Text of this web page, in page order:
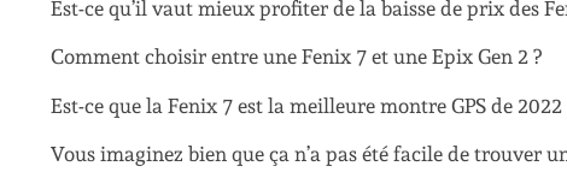
Est-ce qu’il vaut mieux profiter de la baisse de prix des
Comment choisir entre une Fenix 7 et une Epix Gen 2 ?
Est-ce que la Fenix 7 est la meilleure montre GPS de 2022
Vous imaginez bien que ça n’a pas été facile de trouver